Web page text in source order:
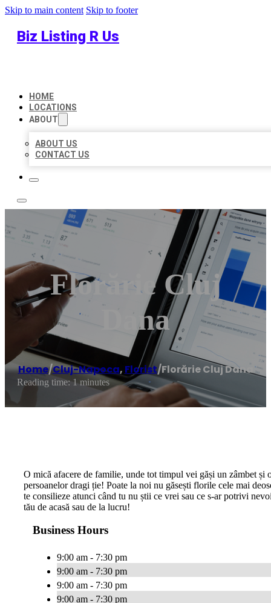
Skip to main content Skip to footer
Biz Listing R Us
HOME
LOCATIONS
ABOUT
ABOUT US
CONTACT US
Florărie Cluj
Dana
Home/Cluj-Napoca, Florist/Florărie Cluj Dana
Reading time: 1 minutes
O mică afacere de familie, unde tot timpul vei găși un zâmbet și
persoanelor dragi ție! Poate la noi nu găsești florile cele mai
te consilieze atunci când tu nu știi ce vrei sau ce s-ar potrivi
tău de acasă sau de la lucru!
Business Hours
9:00 am - 7:30 pm
9:00 am - 7:30 pm
9:00 am - 7:30 pm
9:00 am - 7:30 pm